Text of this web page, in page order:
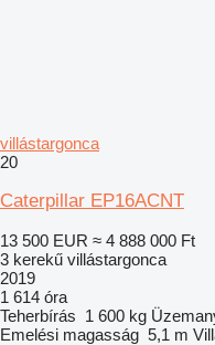
villástargonca
20
Caterpillar EP16ACNT
13 500 EUR ≈ 4 888 000 Ft
3 kerekű villástargonca
2019
1 614 óra
Teherbírás 1 600 kg
Emelési magasság 5,1 m